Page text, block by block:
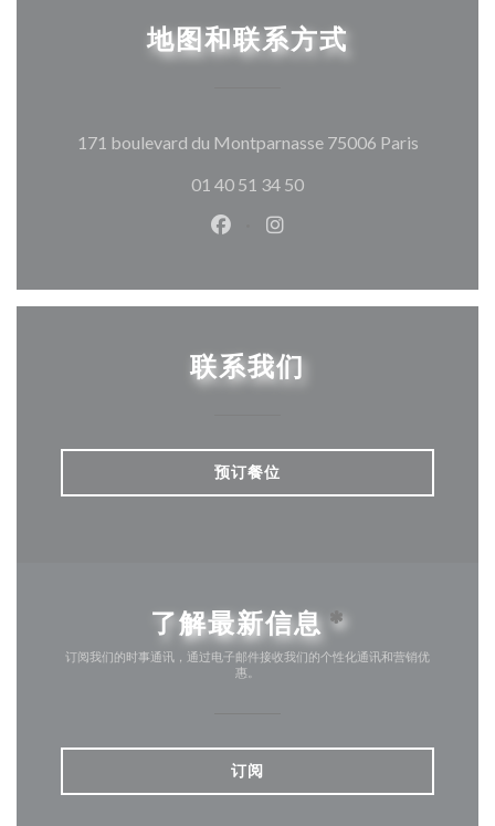
地图和联系方式
171 boulevard du Montparnasse 75006 Paris((在新窗
01 40 51 34 50
Facebook ((在新窗口中打开))
Instagram ((在新窗口中
联系我们
预订餐位
了解最新信息 *
订阅我们的时事通讯，通过电子邮件接收我们的个性化通讯和营销优
惠。
订阅